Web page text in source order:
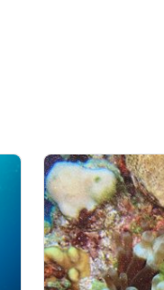
from different sources